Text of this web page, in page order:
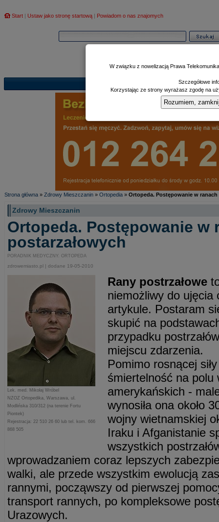
Start | Ustaw jako stronę startową | Powiadom o nas znajomych
Poczekalnia|
Strona główna » Zdrowy Mieszczanin » Ortopedia » Ortopeda. Postępowanie w ranach
Zdrowy Mieszczanin
Ortopeda. Postępowanie w
postarzałowych
PORADNIK MEDYCZNY. ORTOPEDA
zdrowemiasto.pl | dodane 19-05-2010
Lek. med. Mikołaj Wróbel
NZOZ Ortopedika, Warszawa, ul.
Modlińska 310/312 (na terenie Fortu
Piontek)
Rejestracja: 22 510 26 60 lub tel. kom. 666
868 505
Rany postrzałowe
niemożliwy do ujęcia
artykule. Postaram
skupić na
przypadku
miejscu zdarzenia.
Pomimo rosnącej
śmiertelność na polu
amerykańskich -
wynosiła ona około
wojny wietnamskiej
Iraku i Afganistanie
wszystkich
wprowadzaniem coraz lepszych
walki, ale przede wszystkim ewolucją
rannymi, począwszy od pierwszej
transport rannych, po kompleksowe
Urazowych.
W związku z nowelizacją Prawa
Szczegółowe
Korzystając ze strony wyrażasz zgodę na
Rozumiem,